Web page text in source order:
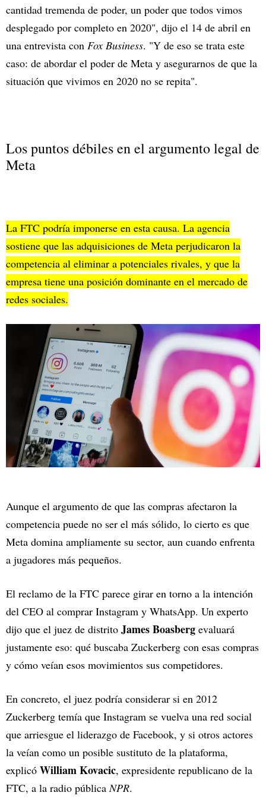
cantidad tremenda de poder, un poder que todos vimos
desplegado por completo en 2020", dijo el 14 de abril en
una entrevista con Fox Business. "Y de eso se trata este
caso: de abordar el poder de Meta y asegurarnos de que la
situación que vivimos en 2020 no se repita".
Los puntos débiles en el argumento legal de
Meta
La FTC podría imponerse en esta causa. La agencia
sostiene que las adquisiciones de Meta perjudicaron la
competencia al eliminar a potenciales rivales, y que la
empresa tiene una posición dominante en el mercado de
redes sociales.
Aunque el argumento de que las compras afectaron la
competencia puede no ser el más sólido, lo cierto es que
Meta domina ampliamente su sector, aun cuando enfrenta
a jugadores más pequeños.
El reclamo de la FTC parece girar en torno a la intención
del CEO al comprar Instagram y WhatsApp. Un experto
dijo que el juez de distrito James Boasberg evaluará
justamente eso: qué buscaba Zuckerberg con esas compras
y cómo veían esos movimientos sus competidores.
En concreto, el juez podría considerar si en 2012
Zuckerberg temía que Instagram se vuelva una red social
que arriesgue el liderazgo de Facebook, y si otros actores
la veían como un posible sustituto de la plataforma,
explicó William Kovacic, expresidente republicano de la
FTC, a la radio pública NPR.